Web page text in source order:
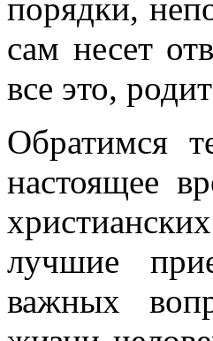
поряд­ки,
сам несет
все это,
Обратимся
настоящее
лучшие
важных